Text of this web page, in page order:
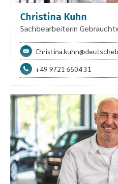
Christina Kuhn
Sachbearbeiterin
+49 9721 6504 31